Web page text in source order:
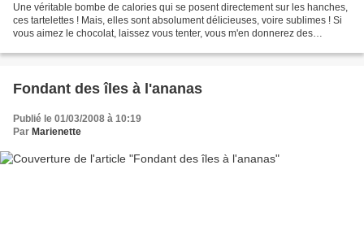
Une véritable bombe de calories qui se posent directement sur les hanches,
ces tartelettes ! Mais, elles sont absolument délicieuses, voire sublimes ! Si
vous aimez le chocolat, laissez vous tenter, vous m'en donnerez des
Fondant des îles à l'ananas
Publié le 01/03/2008 à 10:19
Par Marienette